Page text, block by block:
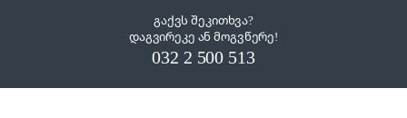
გაქვს შეკითხვა?
დაგვირეკე ან მოგვწერე!
032 2 500 513